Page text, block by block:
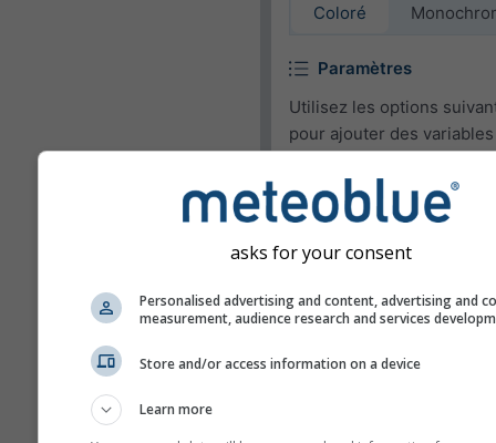
Coloré
Paramètres
Utilisez les options
pour ajouter des variables
ou les supprimer.
Température (min.)
asks for your consent
Personalised advertising and content, advertising and
measurement, audience research and services
Store and/or access information on a device
Learn more